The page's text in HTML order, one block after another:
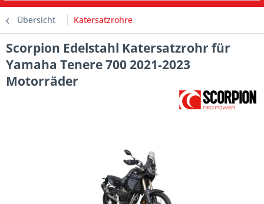
Übersicht Katersatzrohre
Scorpion Edelstahl Katersatzrohr für
Yamaha Tenere 700 2021-2023
Motorräder